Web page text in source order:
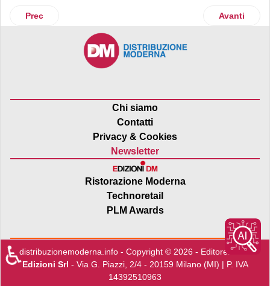
Articolo precedente: Nespresso, più store e ricavi. Il
Prec Articolo
Avanti
Chi siamo
Contatti
Privacy & Cookies
Newsletter
Ristorazione Moderna
Technoretail
PLM Awards
distribuzionemoderna.info - Copyright © 2026 - Editore:Edra
Edizioni Srl - Via G. Piazzi, 2/4 - 20159 Milano (MI) | P. IVA
14392510963